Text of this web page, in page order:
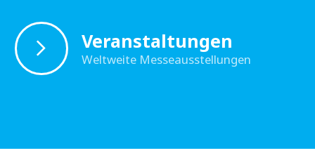
Veranstaltungen
Weltweite Messeausstellungen